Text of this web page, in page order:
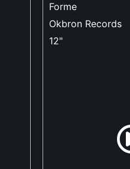
Forme
Okbron Records
12"